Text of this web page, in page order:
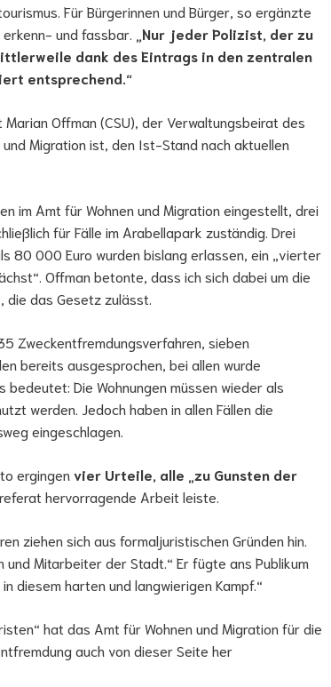
Für Bürgerinnen und Bürger, so ergänzte
und fassbar.
„Nur jeder Polizist, der zu
dank des Eintrags in den zentralen
entsprechend.“
Offman (CSU), der Verwaltungsbeirat des
Migration ist, den Ist-Stand nach aktuellen
im Amt für Wohnen und Migration eingestellt, drei
für Fälle im Arabellapark zuständig. Drei
80 000 Euro wurden bislang erlassen, ein „vierter
Offman betonte, dass ich sich dabei um die
die das Gesetz zulässt.
Zweckentfremdungsverfahren, sieben
bereits ausgesprochen, bei allen wurde
Die Wohnungen müssen wieder als
werden. Jedoch haben in allen Fällen die
eingeschlagen.
ergingen vier Urteile, alle „zu Gunsten der
hervorragende Arbeit leiste.
ziehen sich aus formaljuristischen Gründen hin.
Mitarbeiter der Stadt.“ Er fügte ans Publikum
diesem harten und langwierigen Kampf.“
hat das Amt für Wohnen und Migration für die
auch von dieser Seite her